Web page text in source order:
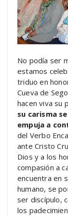
No podía ser
estamos
triduo en
Cueva de
hacen viva su
su carisma
empuja a
del Verbo
ante Cristo
Dios y a los
compasión a
encuentra en
humano, se
ser discípulo,
los